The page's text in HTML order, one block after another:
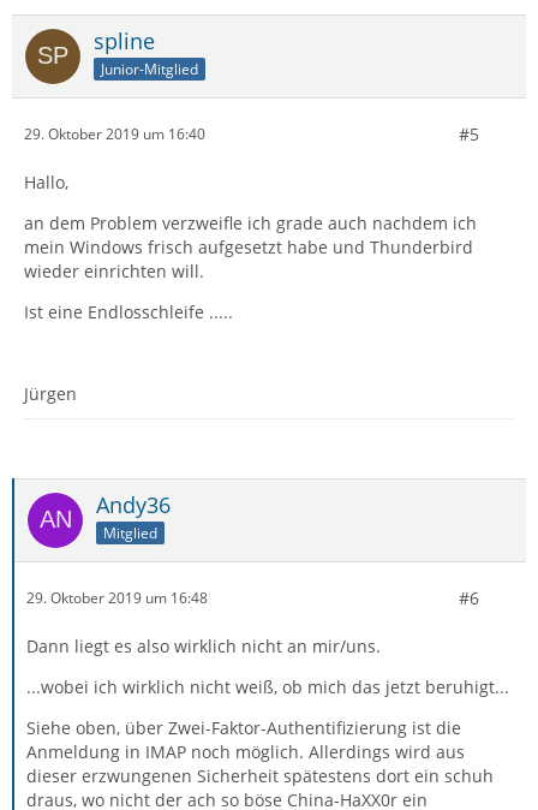
spline
Junior-Mitglied
29. Oktober 2019 um 16:40 #5
Hallo,
an dem Problem verzweifle ich grade auch nachdem ich
mein Windows frisch aufgesetzt habe und Thunderbird
wieder einrichten will.
Ist eine Endlosschleife .....
Jürgen
Andy36
Mitglied
29. Oktober 2019 um 16:48 #6
Dann liegt es also wirklich nicht an mir/uns.
...wobei ich wirklich nicht weiß, ob mich das jetzt beruhigt...
Siehe oben, über Zwei-Faktor-Authentifizierung ist die
Anmeldung in IMAP noch möglich. Allerdings wird aus
dieser erzwungenen Sicherheit spätestens dort ein schuh
draus, wo nicht der ach so böse China-HaXX0r ein